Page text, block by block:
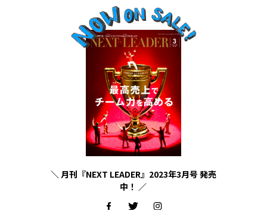
＼ 月刊『NEXT LEADER』2023年3月号 発売
中！ ／